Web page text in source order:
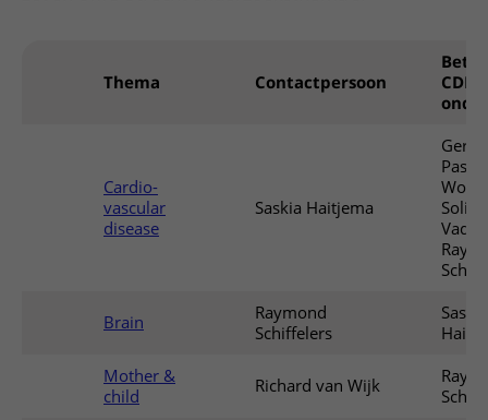
Thema Contactpersoon
CDL-
Cardio-
vascular
disease
Saskia Haitjema
Vader,
Brain
Raymond
Schiffelers
Saskia
Mother &
child
Richard van Wijk